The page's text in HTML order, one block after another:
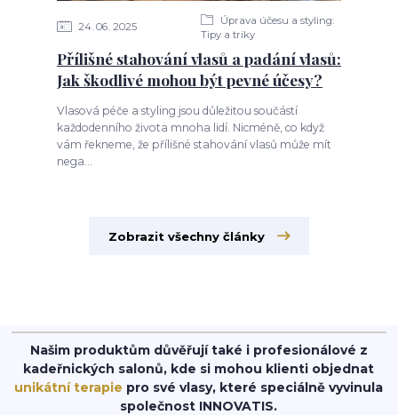
24 06 2025
Úprava účesu a styling:
Tipy a triky
Přílišné stahování vlasů a padání vlasů:
Jak škodlivé mohou být pevné účesy?
Vlasová péče a styling jsou důležitou součástí
každodenního života mnoha lidí. Nicméně, co když
vám řekneme, že přílišné stahování vlasů může mít
nega...
Zobrazit všechny články
Našim produktům důvěřují také i profesionálové z
kadeřnických salonů, kde si mohou klienti objednat
unikátní terapie pro své vlasy, které speciálně vyvinula
společnost INNOVATIS.